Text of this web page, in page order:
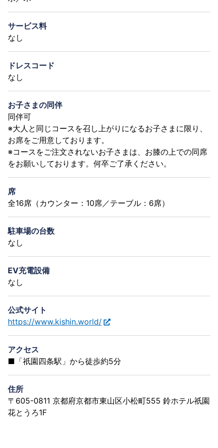
サービス料
なし
ドレスコード
なし
お子さまの同伴
同伴可
※大人と同じコースを召し上がりになるお子さまに限り、
お席をご用意しております。
※コースをご注文されないお子さまは、お膝の上での同席
をお願いしております。何卒ご了承ください。
席
全16席（カウンター：10席／テーブル：6席）
駐車場の台数
なし
EV充電設備
なし
公式サイト
https://www.kishin.world/
アクセス
■「祇園四条駅」から徒歩約5分
住所
〒605-0811 京都府京都市東山区小松町555 鈴ホテル祇園
花とうろ1F